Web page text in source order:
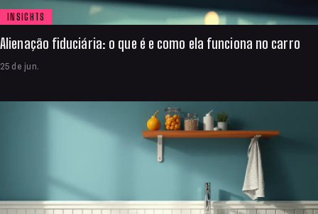
INSIGHTS
Alienação fiduciária: o que é e como ela funciona no carro
25 de jun.